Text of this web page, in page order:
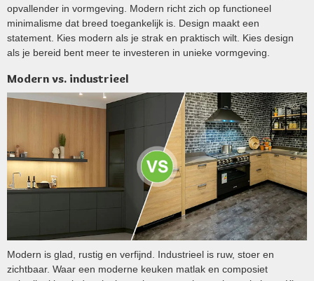
opvallender in vormgeving. Modern richt zich op functioneel
minimalisme dat breed toegankelijk is. Design maakt een
statement. Kies modern als je strak en praktisch wilt. Kies design
als je bereid bent meer te investeren in unieke vormgeving.
Modern vs. industrieel
Modern is glad, rustig en verfijnd. Industrieel is ruw, stoer en
zichtbaar. Waar een moderne keuken matlak en composiet